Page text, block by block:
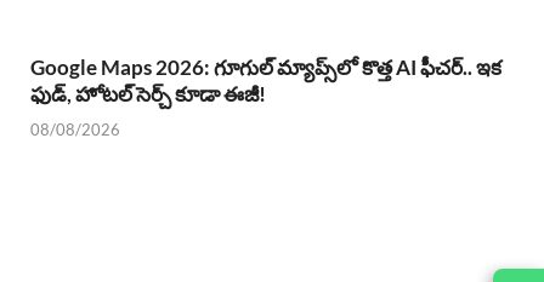
Google Maps 2026: గూగుల్ మ్యాప్స్‌లో కొత్త AI ఫీచర్.. ఇక
ఫుడ్, హోటల్ సెర్చ్ కూడా ఈజీ!
08/08/2026